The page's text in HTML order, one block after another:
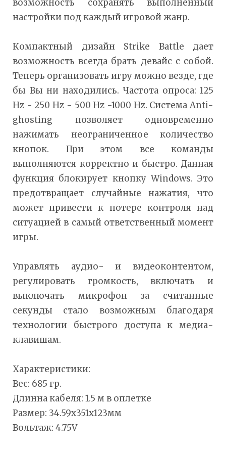
возможность сохранять выполненный
настройки под каждый игровой жанр.
Компактный дизайн Strike Battle дает
возможность всегда брать девайс с собой.
Теперь организовать игру можно везде, где
бы Вы ни находились. Частота опроса: 125
Hz - 250 Hz - 500 Hz -1000 Hz. Система Anti-
ghosting позволяет одновременно
нажимать неограниченное количество
кнопок. При этом все команды
выполняются корректно и быстро. Данная
функция блокирует кнопку Windows. Это
предотвращает случайные нажатия, что
может привести к потере контроля над
ситуацией в самый ответственный момент
игры.
Управлять аудио- и видеоконтентом,
регулировать громкость, включать и
выключать микрофон за считанные
секунды стало возможным благодаря
технологии быстрого доступа к медиа-
клавишам.
Характеристики:
Вес: 685 гр.
Длинна кабеля: 1.5 м в оплетке
Размер: 34.59x351x123мм
Вольтаж: 4.75V